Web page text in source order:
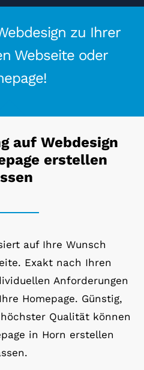
zu Ihrer
Webseite oder
auf Webdesign
erstellen
auf Ihre Wunsch
Exakt nach Ihren
Anforderungen
Homepage. Günstig,
Qualität können
in Horn erstellen